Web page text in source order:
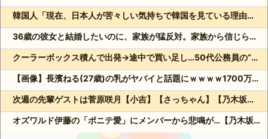
韓国人「現在、日本人が苦々しい気持ちで韓国を見ている理由がこちら…」→「相当悔しがってるだろうな…（ﾌﾞﾙﾌﾞﾙ」＝韓国の反応
36歳の彼女と結婚したいのに、家族が猛反対。家族から信じられない言葉が飛び出した… 他
クーラーボックス積んで出発→途中で買い足し…50代公務員の“ドライブ”が地獄すぎた 他
【画像】長濱ねる(27歳)の乳がヤバイと話題にｗｗｗｗ1700万バズｗｗｗｗｗｗｗｗｗｗ 他
次週の先輩ゲストは菅原咲月【小吉】【さっちゃん】【乃木坂スター誕生！SIX】【乃木坂46】
オズワルド伊藤の「ポニテ愛」にメンバーから悲鳴が…【乃木坂スター誕生！SIX】【乃木坂46】